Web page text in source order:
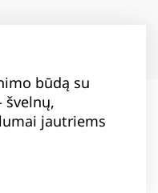
būdą su
švelnų,
jautriems